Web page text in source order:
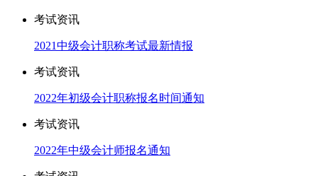
考试资讯
2021中级会计职称考试最新情报
考试资讯
2022年初级会计职称报名时间通知
考试资讯
2022年中级会计师报名通知